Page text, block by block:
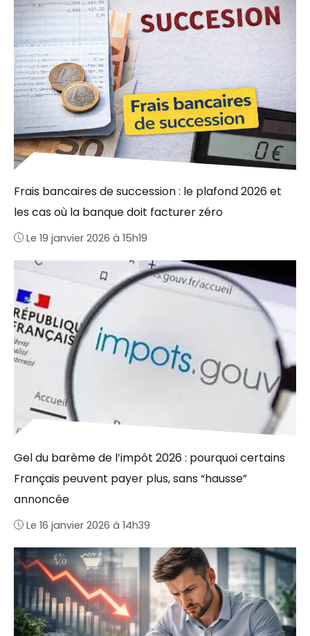
Frais bancaires de succession : le plafond 2026 et
les cas où la banque doit facturer zéro
Le 19 janvier 2026 à 15h19
Gel du barème de l’impôt 2026 : pourquoi certains
Français peuvent payer plus, sans “hausse”
annoncée
Le 16 janvier 2026 à 14h39